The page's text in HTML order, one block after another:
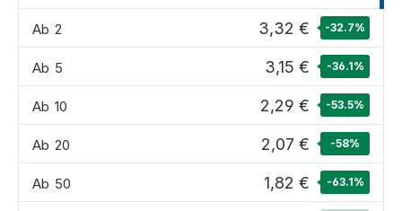
Ab 2 3,32 € -32.7%
Ab 5 3,15 € -36.1%
Ab 10 2,29 € -53.5%
Ab 20 2,07 € -58%
Ab 50 1,82 € -63.1%